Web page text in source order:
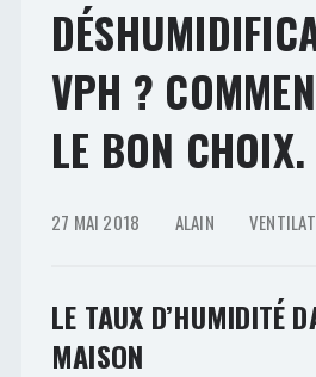
VPH ?
LE BON CHOIX.
27 MAI 2018 ALAIN
LE TAUX D’HUMIDITÉ
MAISON